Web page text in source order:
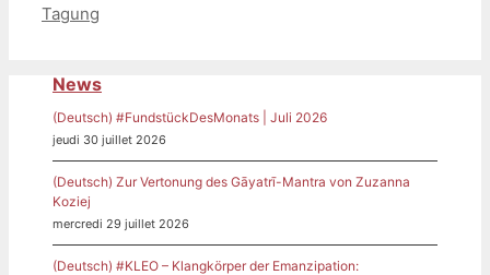
Tagung
News
(Deutsch) #FundstückDesMonats | Juli 2026
jeudi 30 juillet 2026
(Deutsch) Zur Vertonung des Gāyatrī-Mantra von Zuzanna
Koziej
mercredi 29 juillet 2026
(Deutsch) #KLEO – Klangkörper der Emanzipation: